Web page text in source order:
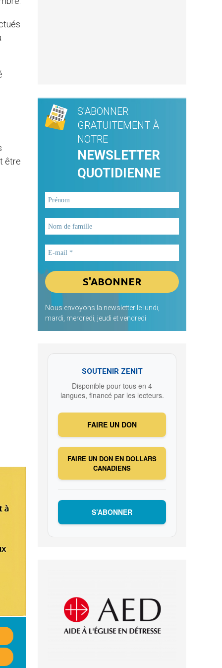
être
S'ABONNER
GRATUITEMENT À
NOTRE
NEWSLETTER
QUOTIDIENNE
Nous envoyons la newsletter le lundi,
mardi, mercredi, jeudi et vendredi
SOUTENIR ZENIT
Disponible pour tous en 4
langues, financé par les lecteurs.
FAIRE UN DON
FAIRE UN DON EN DOLLARS
CANADIENS
S’ABONNER